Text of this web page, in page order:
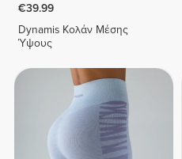
€39.99
Dynamis Κολάν Μέσης
Ύψους